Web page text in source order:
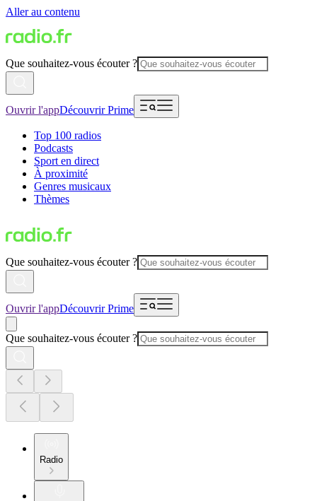
Aller au contenu
Que souhaitez-vous écouter ?
Ouvrir l'appDécouvrir Prime
Top 100 radios
Podcasts
Sport en direct
À proximité
Genres musicaux
Thèmes
Que souhaitez-vous écouter ?
Ouvrir l'appDécouvrir Prime
Que souhaitez-vous écouter ?
Radio